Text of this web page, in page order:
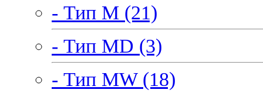
- Тип M (21)
- Тип MD (3)
- Тип MW (18)